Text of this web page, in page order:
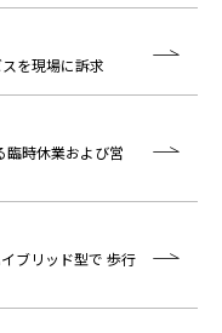
を現場に訴求
臨時休業および営
ブリッド型で 歩行